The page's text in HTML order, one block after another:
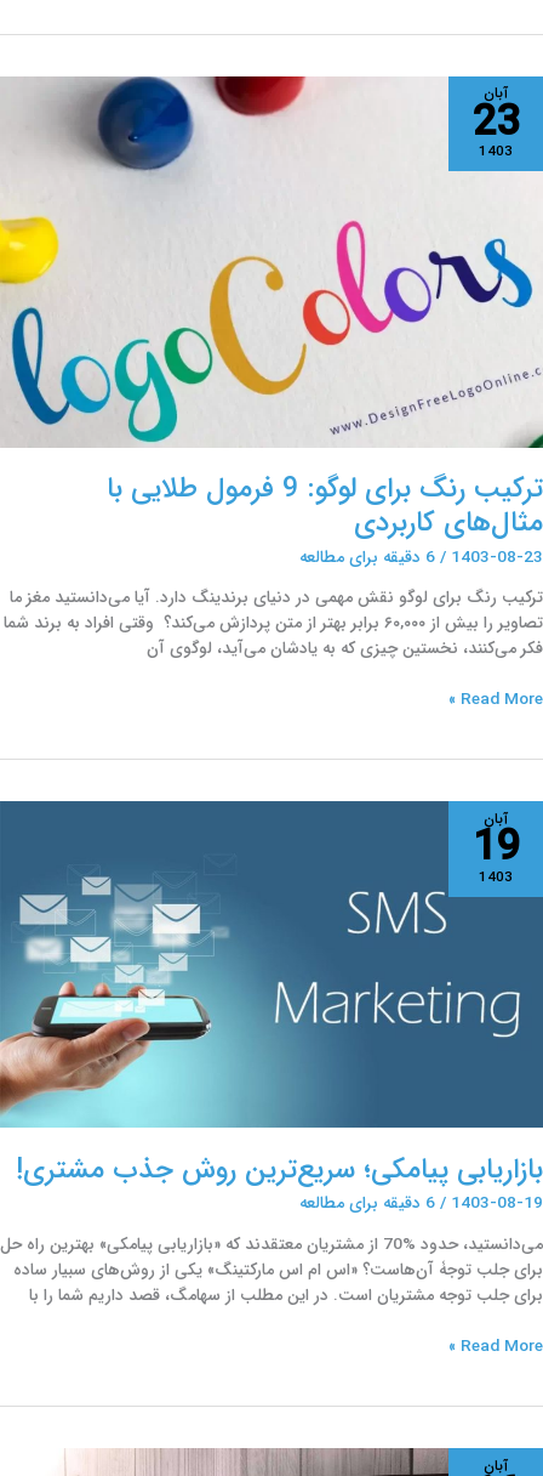
آبان
23
1403
ترکیب رنگ برای لوگو: 9 فرمول طلایی با
مثال‌های کاربردی
1403-08-23
/6 دقیقه برای مطالعه
ترکیب رنگ برای لوگو نقش مهمی در دنیای برندینگ دارد. آیا می‌دانستید مغز ما
تصاویر را بیش از ۶۰,۰۰۰ برابر بهتر از متن پردازش می‌کند؟ وقتی افراد به برند شما
فکر می‌کنند، نخستین چیزی که به یادشان می‌آید، لوگوی آن
ترکیب
رنگ
برای
طلایی
مثال‌های
Read More »
آبان
19
1403
بازاریابی پیامکی؛ سریع‌ترین روش جذب مشتری!
1403-08-19
/6 دقیقه برای مطالعه
می‌دانستید، حدود %70 از مشتریان معتقدند که «بازاریابی پیامکی» بهترین راه حل
برای جلب توجۀ آن‌هاست؟ «اس ام اس مارکتینگ» یکی از روش‌های سبیار ساده
برای جلب توجه مشتریان است. در این مطلب از سهامگ، قصد داریم شما را با
بازاریابی
پیامکی؛
سریع‌ترین
روش
Read More »
آبانمنظور